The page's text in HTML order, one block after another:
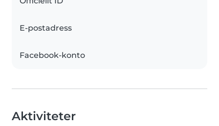
E-postadress
Facebook-konto
Aktiviteter